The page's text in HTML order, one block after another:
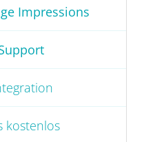
Impressions
kostenlos